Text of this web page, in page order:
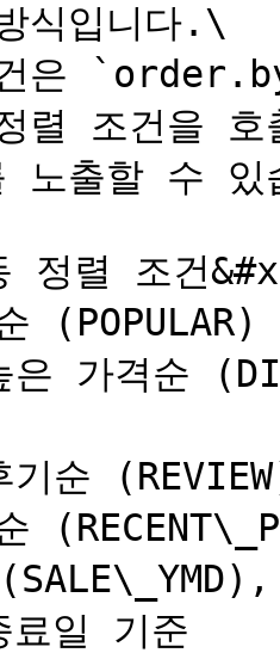
식입니다.\
은
렬 조건을
노출할 수 있
정렬 조건
일 기준